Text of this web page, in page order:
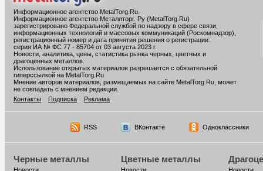
Информационное агентство MetalTorg.Ru
Информационное агентство Металлторг. Ру (MetalTorg.Ru)
зарегистрировано Федеральной службой по надзору в сфере связи,
информационных технологий и массовых коммуникаций (Роскомнадзор),
регистрационный номер и дата принятия решения о регистрации:
серия ИА № ФС 77 - 85704 от 03 августа 2023 г.
Новости, аналитика, цены, статистика рынка черных, цветных и
драгоценных металлов.
Использование открытых материалов разрешается с обязательной
гиперссылкой на MetalTorg.Ru
Мнение авторов материалов, размещаемых на сайте MetalTorg.Ru, может
не совпадать с мнением редакции.
Контакты
Подписка Реклама
RSS ВКонтакте Одноклассники
Черные металлы Цветные металлы